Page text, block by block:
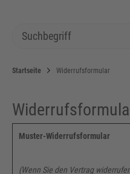
Startseite Widerrufsformular
Muster-Widerrufsformular
(Wenn Sie den Vertrag